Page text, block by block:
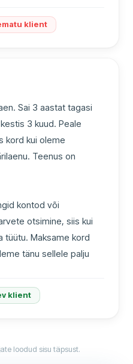
klient
Sai 3 aastat tagasi
3 kuud. Peale
kord kui oleme
Teenus on
kontod või
otsimine, siis kui
tüütu. Maksame kord
tänu sellele palju
klient
loodud sisu täpsust.